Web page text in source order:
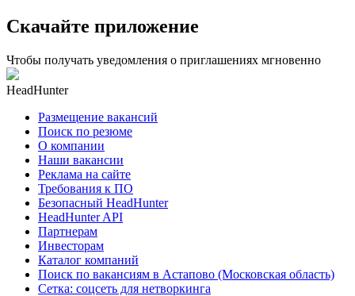
Скачайте приложение
Чтобы получать уведомления о приглашениях мгновенно
HeadHunter
Размещение вакансий
Поиск по резюме
О компании
Наши вакансии
Реклама на сайте
Требования к ПО
Безопасный HeadHunter
HeadHunter API
Партнерам
Инвесторам
Каталог компаний
Поиск по вакансиям в Астапово (Московская область)
Сетка: соцсеть для нетворкинга